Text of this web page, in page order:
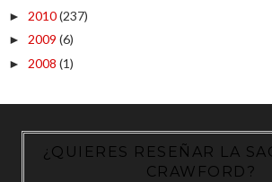
► 2010(237)
► 2009 (6)
► 2008 (1)
¿QUIERES RESEÑAR LA
CRAWFORD?